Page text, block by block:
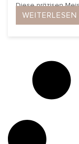
Diese präzisen
elegant waren wie
WEITERLESEN